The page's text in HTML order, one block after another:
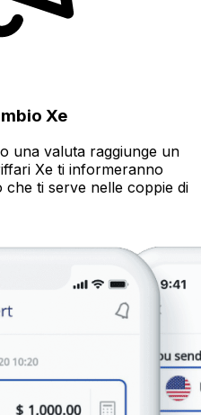
Xe
una valuta raggiunge un
Xe ti informeranno
che ti serve nelle coppie di